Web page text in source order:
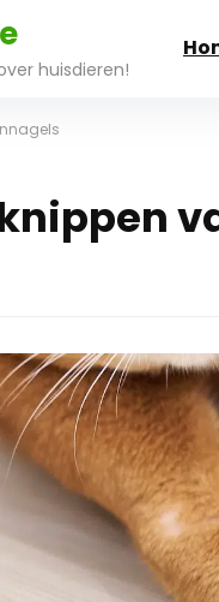
huisdieren!